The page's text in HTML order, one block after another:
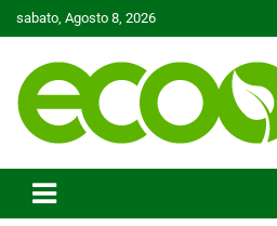
to
sabato, Agosto 8, 2026
Ecoo.it